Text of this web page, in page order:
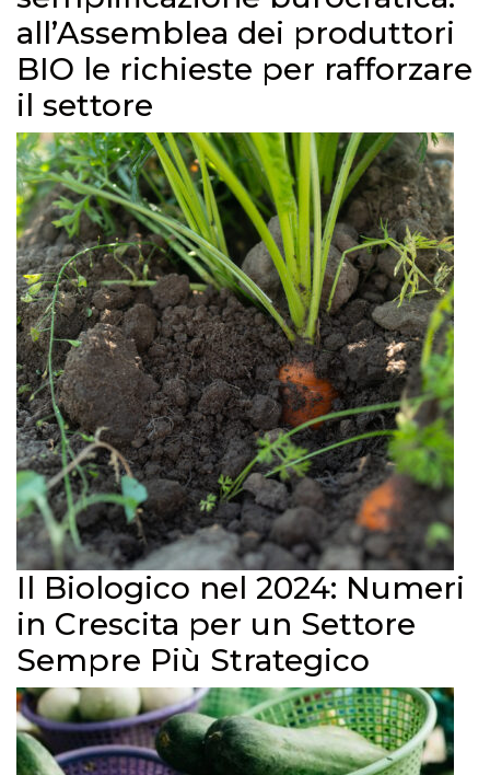
all’Assemblea dei produttori
BIO le richieste per rafforzare
il settore
Il Biologico nel 2024: Numeri
in Crescita per un Settore
Sempre Più Strategico